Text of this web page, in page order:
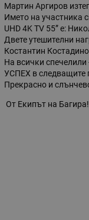
Мартин Аргиров
Името на участника
UHD 4K TV 55” е:
Двете утешителни
Костантин
На всички
УСПЕХ в следващите
Прекрасно и
От Екипът на Багира!